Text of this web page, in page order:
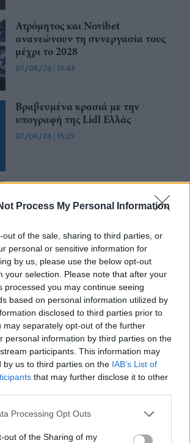
Process My Personal Information
out of the sale, sharing to third parties, or
personal or sensitive information for
by us, please use the below opt-out
your selection. Please note that after your
processed you may continue seeing
based on personal information utilized by
disclosed to third parties prior to
may separately opt-out of the further
personal information by third parties on the
participants. This information may
by us to third parties on the IAB’s List of
that may further disclose it to other
Processing Opt Outs
out of the Sharing of my
Ατρόμητος και Novibet
ανανεώνουν τη συνεργασία τους
μέχρι το 2028
07/08/26 | 15:48
Βραβευμένα κρασιά με την
υπογραφή της Lidl Ελλάς
07/08/26 | 15:29
CSG: Διψήφια αύξηση εσόδων
και ισχυρό ανεκτέλεστο
συμβάσεων το πρώτο εξάμηνο
| 12:09
Apollo Global Management:
Εξαγοράζει την EasyJet έναντι 7,7
δισ. δολαρίων - Η δήλωση του Sir
Στέλιου Χατζηιωάννου
06/08/26|18:31
Σαμοθράκη: Σε λειτουργία η
πλατφόρμα myBusinessSupport
για το ειδικό πρόγραμμα στήριξης